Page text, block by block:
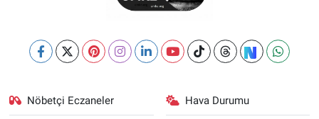
Nöbetçi Eczaneler Hava Durumu